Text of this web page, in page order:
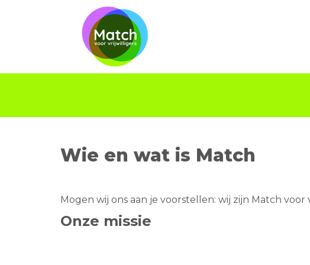
Wie en wat is Match
Mogen wij ons aan je voorstellen: wij zijn Match voor
Onze missie